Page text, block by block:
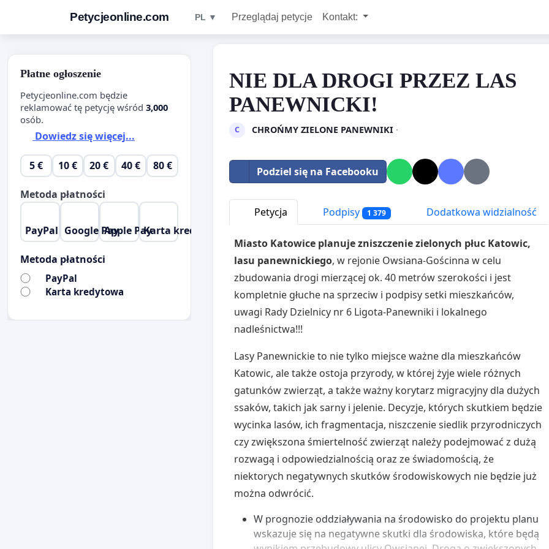
Petycjeonline.com PL ▼ Przeglądaj petycje Kontakt:
NIE DLA DROGI PRZEZ LAS
PANEWNICKI!
C CHROŃMY ZIELONE PANEWNIKI·
Podziel się na Facebooku
Petycja Podpisy 1 379 Dodatkowa widzialność
Miasto Katowice planuje zniszczenie zielonych płuc Katowic,
lasu panewnickiego, w rejonie Owsiana-Gościnna w celu
zbudowania drogi mierzącej ok. 40 metrów szerokości i jest
kompletnie głuche na sprzeciw i podpisy setki mieszkańców,
uwagi Rady Dzielnicy nr 6 Ligota-Panewniki i lokalnego
nadleśnictwa!!!
Lasy Panewnickie to nie tylko miejsce ważne dla mieszkańców
Katowic, ale także ostoja przyrody, w której żyje wiele różnych
gatunków zwierząt, a także ważny korytarz migracyjny dla dużych
ssaków, takich jak sarny i jelenie. Decyzje, których skutkiem będzie
wycinka lasów, ich fragmentacja, niszczenie siedlik przyrodniczych
czy zwiększona śmiertelność zwierząt należy podejmować z dużą
rozwagą i odpowiedzialnością oraz ze świadomością, że
niektorych negatywnych skutków środowiskowych nie będzie już
można odwrócić.
W prognozie oddziaływania na środowisko do projektu planu
wskazuje się na negatywne skutki dla środowiska, które będą
Płatne ogłoszenie
Petycjeonline.com będzie
reklamować tę petycję wśród 3,000
osób.
Dowiedz się więcej...
5 € 10 € 20 € 40 € 80 €
Metoda płatności
PayPal Google PayApple PayKarta kredytowa
Metoda płatności
PayPal
Karta kredytowa